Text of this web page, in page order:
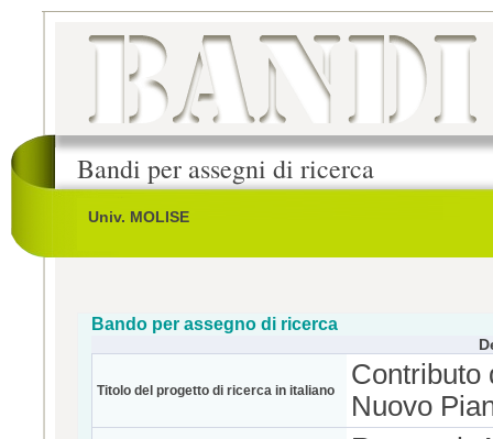
Bandi per assegni di ricerca
Univ. MOLISE
Bando per assegno di ricerca
Titolo del progetto di ricerca in italiano
Contributo
Nuovo